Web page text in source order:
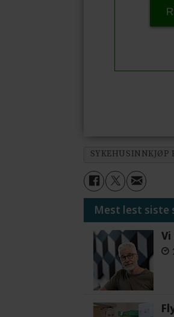
SYKEHUSINNKJØP
Mest lest siste